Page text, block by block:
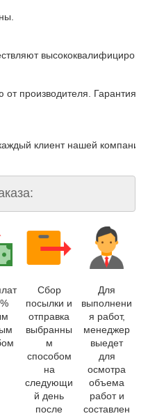
от производителя. Гарантия
клиент нашей компании
Сбор
посылки и
отправка
выбранны
м
способом
на
следующи
й день
после
Для
выполнени
я работ,
менеджер
выедет
для
осмотра
объема
работ и
составлен